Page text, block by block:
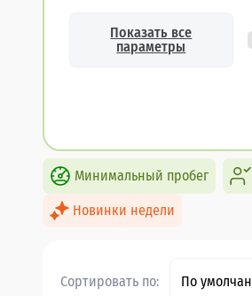
Показать все
параметры
Минимальный пробег
Новинки недели
Сортировать по: По